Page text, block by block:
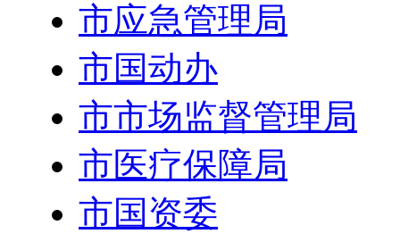
市应急管理局
市国动办
市市场监督管理局
市医疗保障局
市国资委